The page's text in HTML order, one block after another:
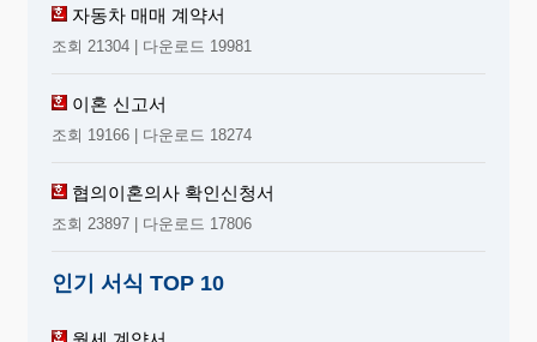
자동차 매매 계약서
조회 21304 | 다운로드 19981
이혼 신고서
조회 19166 | 다운로드 18274
협의이혼의사 확인신청서
조회 23897 | 다운로드 17806
인기 서식 TOP 10